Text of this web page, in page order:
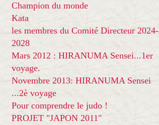
Champion du monde
Kata
les membres du Comité Directeur 2024-
2028
Mars 2012 : HIRANUMA Sensei...1er
voyage.
Novembre 2013: HIRANUMA Sensei
...2è voyage
Pour comprendre le judo !
PROJET "JAPON 2011"